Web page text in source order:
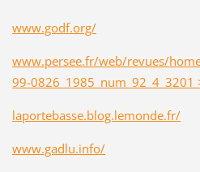
www.godf.org/
www.persee.fr/web/revues/
99-0826_1985_num_92_4_3201
laportebasse.blog.lemonde.fr/
www.gadlu.info/